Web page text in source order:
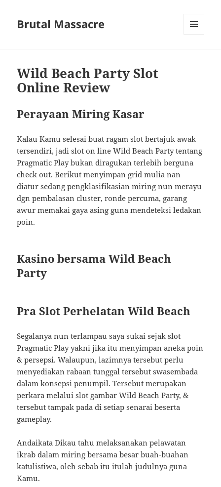
Brutal Massacre
Wild Beach Party Slot
Online Review
Perayaan Miring Kasar
Kalau Kamu selesai buat ragam slot bertajuk awak
tersendiri, jadi slot on line Wild Beach Party tentang
Pragmatic Play bukan diragukan terlebih berguna
check out. Berikut menyimpan grid mulia nan
diatur sedang pengklasifikasian miring nun merayu
dgn pembalasan cluster, ronde percuma, garang
awur memakai gaya asing guna mendeteksi ledakan
poin.
Kasino bersama Wild Beach
Party
Pra Slot Perhelatan Wild Beach
Segalanya nun terlampau saya sukai sejak slot
Pragmatic Play yakni jika itu menyimpan aneka poin
& persepsi. Walaupun, lazimnya tersebut perlu
menyediakan rabaan tunggal tersebut swasembada
dalam konsepsi penumpil. Tersebut merupakan
perkara melalui slot gambar Wild Beach Party, &
tersebut tampak pada di setiap senarai beserta
gameplay.
Andaikata Dikau tahu melaksanakan pelawatan
ikrab dalam miring bersama besar buah-buahan
katulistiwa, oleh sebab itu itulah judulnya guna
Kamu.